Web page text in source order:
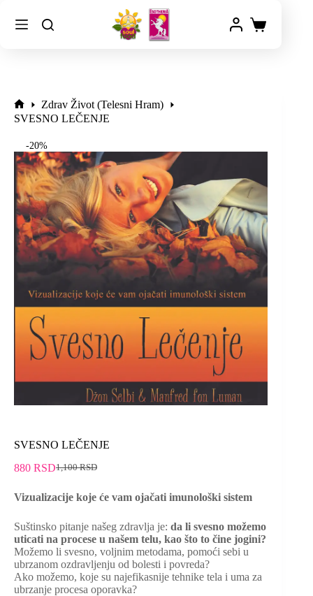
Zdrav Život (Telesni Hram)
SVESNO LEČENJE
-20%
SVESNO LEČENJE
1,100RSD
880 RSD
Vizualizacije koje će vam ojačati imunološki sistem
Suštinsko pitanje našeg zdravlja je: da li svesno možemo
uticati na procese u našem telu, kao što to čine jogini?
Možemo li svesno, voljnim metodama, pomoći sebi u
ubrzanom ozdravljenju od bolesti i povreda?
Ako možemo, koje su najefikasnije tehnike tela i uma za
ubrzanje procesa oporavka?